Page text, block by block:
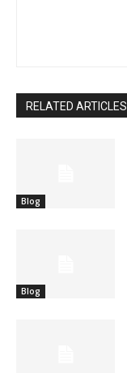
RELATED ARTICLES
Blog
Blog